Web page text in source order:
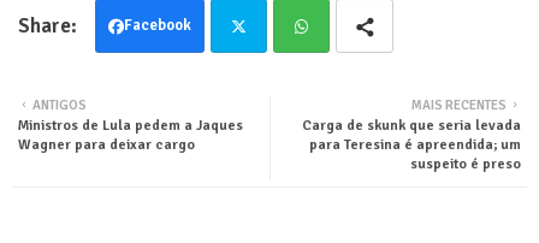
Facebook
ter tsa
MAIS RECENTES
Carga de skunk que seria levada
para Teresina é apreendida; um
suspeito é preso
ANTIGOS
Ministros de Lula pedem a Jaques
Wagner para deixar cargo